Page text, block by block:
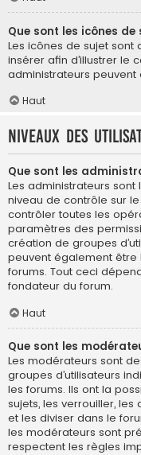
Que sont les icônes de
Les icônes de sujet sont
insérer afin d’illustrer le
administrateurs
Haut
Niveaux des
Que sont les
Les administrateurs
niveau de contrôle sur
contrôler toutes les
paramètres des
création de groupes
peuvent également être
forums. Tout ceci
fondateur du forum.
Haut
Que sont les
Les modérateurs sont
groupes d’utilisateurs
les forums. Ils ont la
sujets, les verrouiller,
et les diviser dans le
les modérateurs sont
respectent les règles